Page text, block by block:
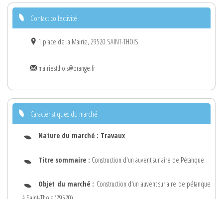
Contact collectivité
1 place de la Mairie, 29520 SAINT-THOIS
mairiestthois@orange.fr
Caractéristiques du marché
Nature du marché : Travaux
Titre sommaire : Construction d'un auvent sur aire de Pétanque
Objet du marché : Construction d'un auvent sur aire de pétanque